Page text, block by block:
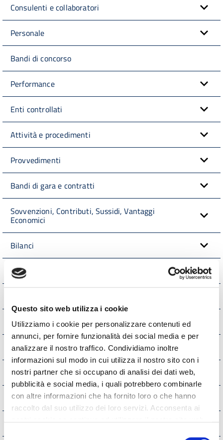
Questo sito web utilizza i cookie
Utilizziamo i cookie per personalizzare contenuti ed
annunci, per fornire funzionalità dei social media e per
analizzare il nostro traffico. Condividiamo inoltre
informazioni sul modo in cui utilizza il nostro sito con i
nostri partner che si occupano di analisi dei dati web,
pubblicità e social media, i quali potrebbero combinarle
con altre informazioni che ha fornito loro o che hanno
raccolto dal suo utilizzo dei loro servizi. Acconsenta ai
Selezione
Consulenti e collaboratori
Personale
Bandi di concorso
Performance
Enti controllati
Attività e procedimenti
Provvedimenti
Bandi di gara e contratti
Sovvenzioni, Contributi, Sussidi, Vantaggi
Economici
Bilanci
Beni Immobili e Gestione Patrimonio
Servizi erogati
Pagamenti dell'Amministrazione
Opere pubbliche
Pianificazione e governo del territorio
Informazioni ambientali